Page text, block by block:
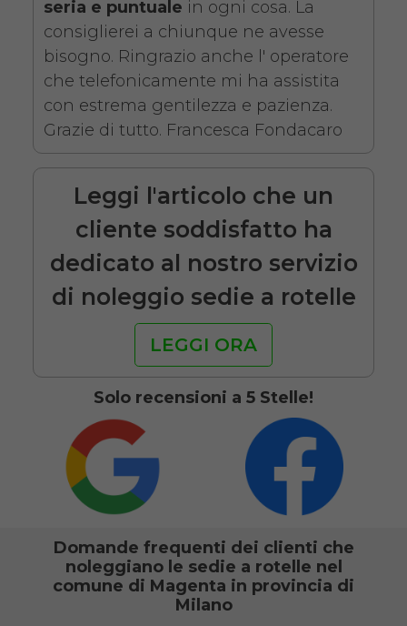
- Con reggigambe -
Seduta 46 cm
Noleggio sedia a rotelle seduta
46 cm con braccioli lunghi
estraibili e pedane elevabili
estraibili. Il noleggio minimo è
di 7 giorni a partire da 76 euro.
Consegniamo a domicilio in
tutta Italia, contattaci per
COSTO NOLEGGIO
da 76,01€
SCHEDA COMPLETA
seria e puntuale in ogni cosa. La
consiglierei a chiunque ne avesse
bisogno. Ringrazio anche l' operatore
che telefonicamente mi ha assistita
con estrema gentilezza e pazienza.
Grazie di tutto. Francesca Fondacaro
Leggi l'articolo che un
cliente soddisfatto ha
dedicato al nostro servizio
di noleggio sedie a rotelle
LEGGI ORA
Solo recensioni a 5 Stelle!
Domande frequenti dei clienti che
noleggiano le sedie a rotelle nel
comune di Magenta in provincia di
Milano